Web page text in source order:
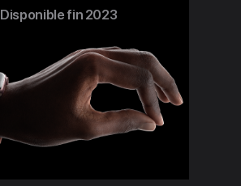
Disponible fin 2023